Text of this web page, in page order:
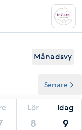
Månadsvy
Lör
8
Idag
9
Senare